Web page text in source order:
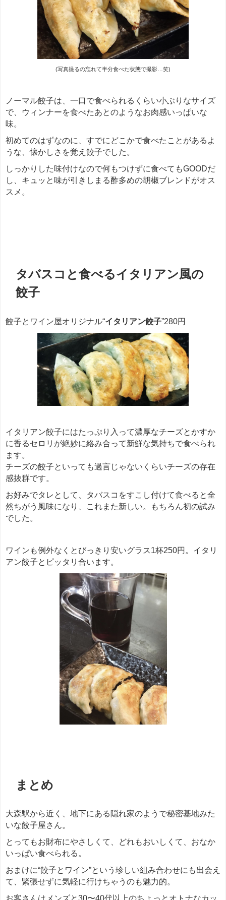
(写真撮るの忘れて半分食べた状態で撮影…笑)
ノーマル餃子は、一口で食べられるくらい小ぶりなサイズ
で、ウィンナーを食べたあとのようなお肉感いっぱいな
味。
初めてのはずなのに、すでにどこかで食べたことがあるよ
うな、懐かしさを覚え餃子でした。
しっかりした味付けなので何もつけずに食べてもGOODだ
し、キュッと味が引きしまる酢多めの胡椒ブレンドがオス
スメ。
タバスコと食べるイタリアン風の
餃子
餃子とワイン屋オリジナル“イタリアン餃子”280円
イタリアン餃子にはたっぷり入って濃厚なチーズとかすか
に香るセロリが絶妙に絡み合って新鮮な気持ちで食べられ
ます。
チーズの餃子といっても過言じゃないくらいチーズの存在
感抜群です。
お好みでタレとして、タバスコをすこし付けて食べると全
然ちがう風味になり、これまた新しい。もちろん初の試み
でした。
ワインも例外なくとびっきり安いグラス1杯250円。イタリ
アン餃子とピッタリ合います。
まとめ
大森駅から近く、地下にある隠れ家のようで秘密基地みた
いな餃子屋さん。
とってもお財布にやさしくて、どれもおいしくて、おなか
いっぱい食べられる。
おまけに“餃子とワイン”という珍しい組み合わせにも出会え
て、緊張せずに気軽に行けちゃうのも魅力的。
お客さんはメンズと30〜40代以上のちょっとオトナなカッ